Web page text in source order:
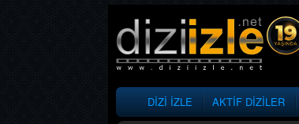
DİZİ İZLE AKTİF DİZİLER